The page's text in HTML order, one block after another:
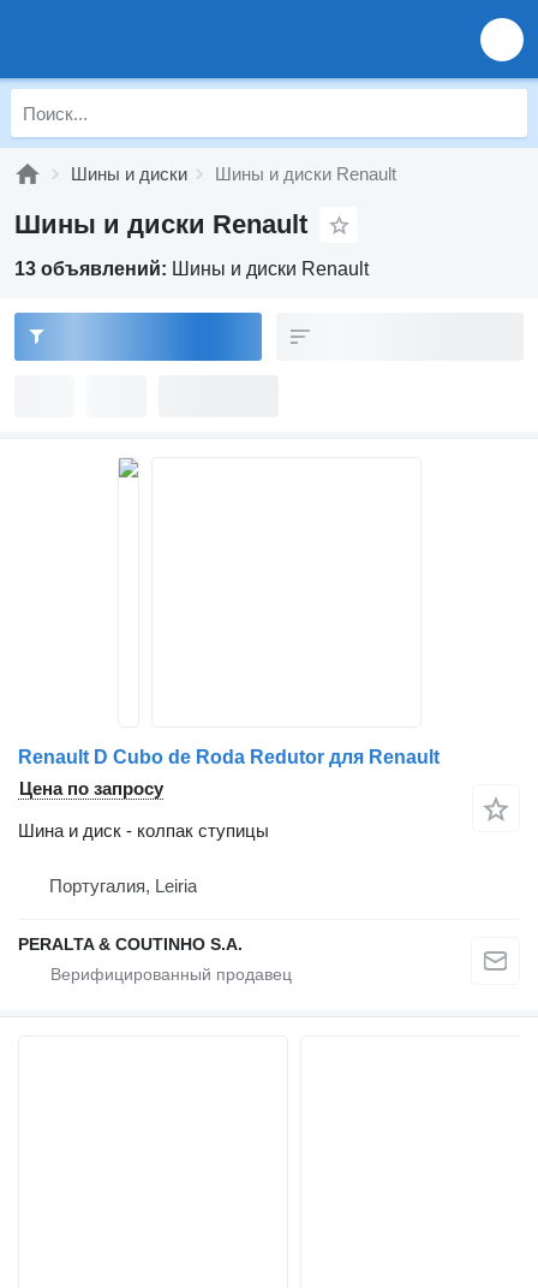
Шины и диски Шины и диски Renault
Шины и диски Renault
13 объявлений: Шины и диски Renault
Renault D Cubo de Roda Redutor для Renault
Цена по запросу
Шина и диск - колпак ступицы
Португалия, Leiria
PERALTA & COUTINHO S.A.